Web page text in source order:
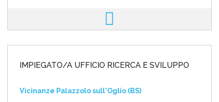
IMPIEGATO/A UFFICIO RICERCA E SVILUPPO
Vicinanze Palazzolo sull'Oglio (BS)